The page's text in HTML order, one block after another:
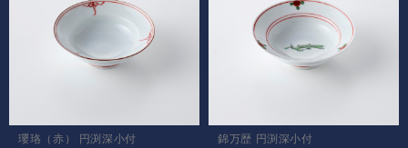
瓔珞（赤） 円渕深小付
錦万歴 円渕深小付